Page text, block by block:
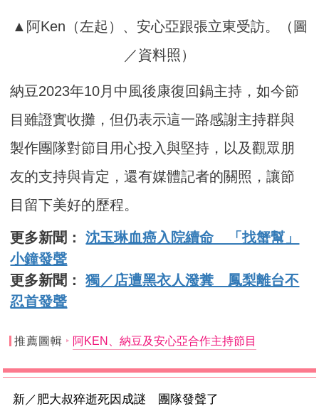
▲阿Ken（左起）、安心亞跟張立東受訪。（圖
／資料照）
納豆2023年10月中風後康復回鍋主持，如今節
目雖證實收攤，但仍表示這一路感謝主持群與
製作團隊對節目用心投入與堅持，以及觀眾朋
友的支持與肯定，還有媒體記者的關照，讓節
目留下美好的歷程。
更多新聞：沈玉琳血癌入院續命 「找蟹幫」
小鐘發聲
更多新聞：獨／店遭黑衣人潑糞 鳳梨離台不
忍首發聲
推薦圖輯 阿KEN、納豆及安心亞合作主持節目
新／肥大叔猝逝死因成謎 團隊發聲了